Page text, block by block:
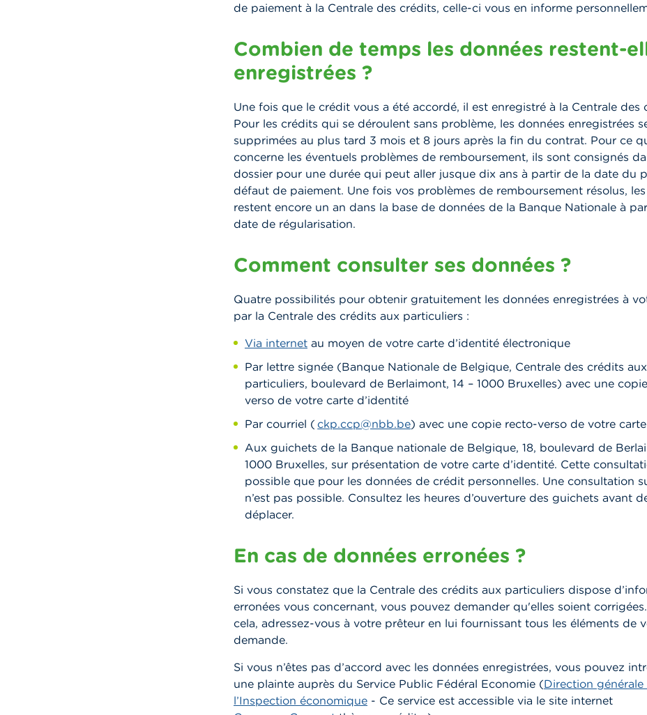
de paiement à la Centrale des crédits, celle-ci vous en informe
Combien de temps les données restent-
enregistrées ?
Une fois que le crédit vous a été accordé, il est enregistré à la Centrale des
Pour les crédits qui se déroulent sans problème, les données enregistrées
supprimées au plus tard 3 mois et 8 jours après la fin du contrat. Pour ce
concerne les éventuels problèmes de remboursement, ils sont consignés
dossier pour une durée qui peut aller jusque dix ans à partir de la date du
défaut de paiement. Une fois vos problèmes de remboursement résolus,
restent encore un an dans la base de données de la Banque Nationale à
date de régularisation.
Comment consulter ses données ?
Quatre possibilités pour obtenir gratuitement les données enregistrées à
par la Centrale des crédits aux particuliers :
Via internet au moyen de votre carte d’identité électronique
Par lettre signée (Banque Nationale de Belgique, Centrale des crédits aux
particuliers, boulevard de Berlaimont, 14 – 1000 Bruxelles) avec une
verso de votre carte d’identité
Par courriel ( ckp.ccp@nbb.be) avec une copie recto-verso de votre
Aux guichets de la Banque nationale de Belgique, 18, boulevard de
1000 Bruxelles, sur présentation de votre carte d’identité. Cette
possible que pour les données de crédit personnelles. Une consultation
n’est pas possible. Consultez les heures d’ouverture des guichets avant
déplacer.
En cas de données erronées ?
Si vous constatez que la Centrale des crédits aux particuliers dispose
erronées vous concernant, vous pouvez demander qu'elles soient
cela, adressez-vous à votre prêteur en lui fournissant tous les éléments de
demande.
Si vous n’êtes pas d’accord avec les données enregistrées, vous pouvez
une plainte auprès du Service Public Fédéral Economie (Direction générale
l’Inspection économique - Ce service est accessible via le site internet